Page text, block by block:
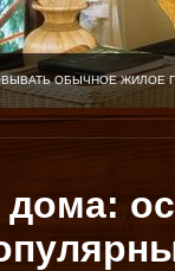
ОБЫЧНОЕ